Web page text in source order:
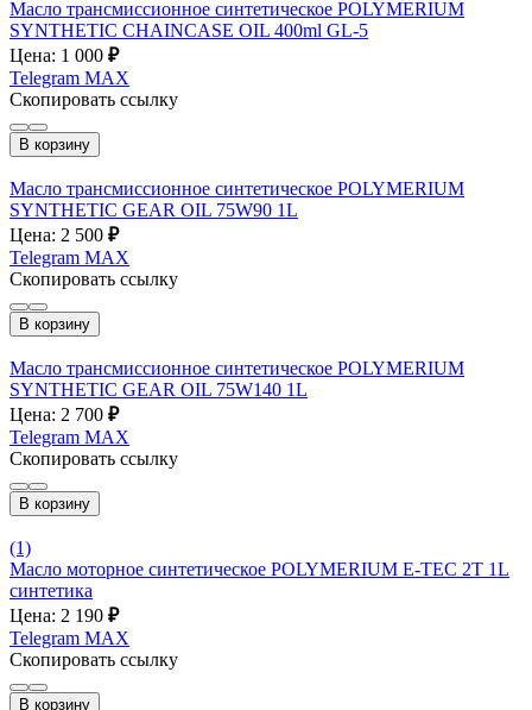
Масло трансмиссионное синтетическое POLYMERIUM
SYNTHETIC CHAINCASE OIL 400ml GL-5
Цена: 1 000 ₽
Telegram MAX
Скопировать ссылку
В корзину
Масло трансмиссионное синтетическое POLYMERIUM
SYNTHETIC GEAR OIL 75W90 1L
Цена: 2 500 ₽
Telegram MAX
Скопировать ссылку
В корзину
Масло трансмиссионное синтетическое POLYMERIUM
SYNTHETIC GEAR OIL 75W140 1L
Цена: 2 700 ₽
Telegram MAX
Скопировать ссылку
В корзину
(1)
Масло моторное синтетическое POLYMERIUM E-TEC 2T 1L
синтетика
Цена: 2 190 ₽
Telegram MAX
Скопировать ссылку
В корзину